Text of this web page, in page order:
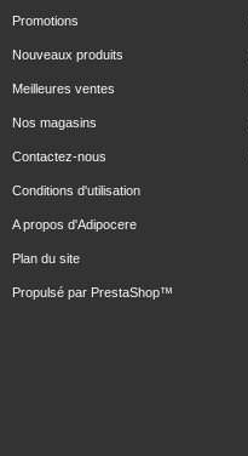
Promotions
Nouveaux produits
Meilleures ventes
Nos magasins
Contactez-nous
Conditions d'utilisation
A propos d'Adipocere
Plan du site
Propulsé par PrestaShop™